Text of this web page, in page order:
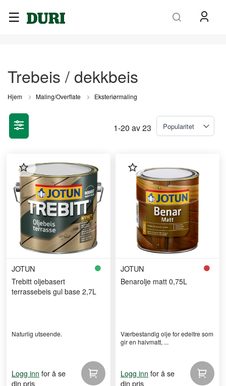
Trebeis / dekkbeis
Hjem Maling/Overflate Eksteriørmaling
1-20 av23
JOTUN
Trebitt oljebasert
terrassebeis gul base 2,7L
Naturlig utseende.
Logg inn for å se
din pris
JOTUN
Benarolje matt 0,75L
Værbestandig olje for edeltre som
gir en halvmatt, ...
Logg inn for å se
din pris